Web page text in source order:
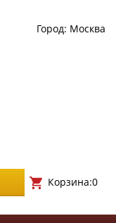
Город: Москва
Корзина:0